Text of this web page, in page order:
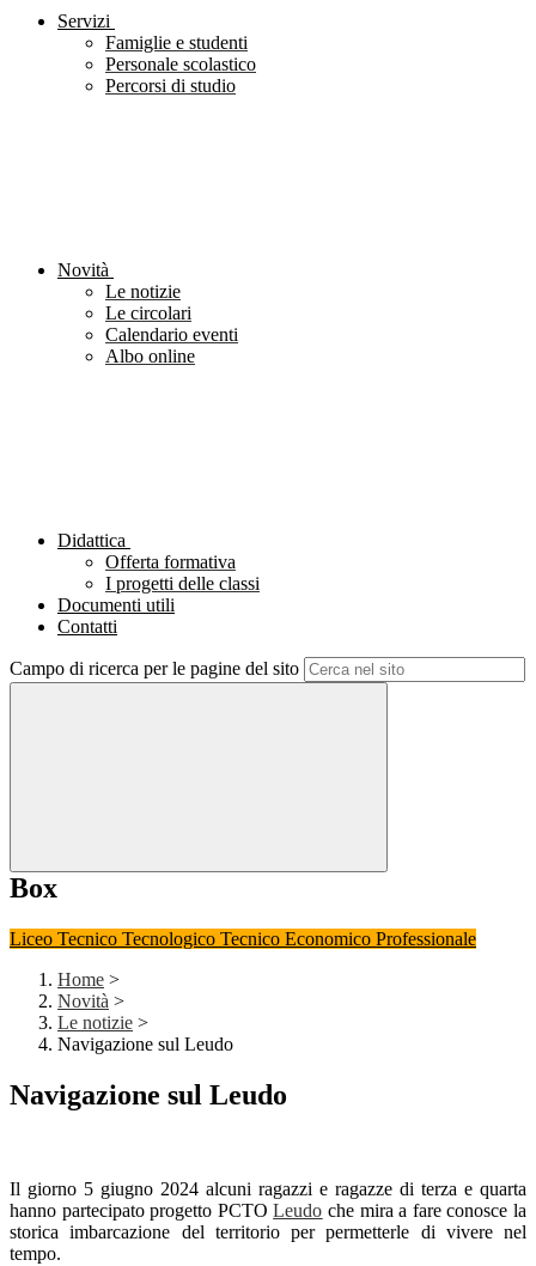
Servizi
Famiglie e studenti
Personale scolastico
Percorsi di studio
Novità
Le notizie
Le circolari
Calendario eventi
Albo online
Didattica
Offerta formativa
I progetti delle classi
Documenti utili
Contatti
Campo di ricerca per le pagine del sito
Box
Liceo Tecnico Tecnologico Tecnico Economico Professionale
Home >
Novità >
Le notizie >
Navigazione sul Leudo
Navigazione sul Leudo
Il giorno 5 giugno 2024 alcuni ragazzi e ragazze di terza e quarta
hanno partecipato progetto PCTOLeudo che mira a fare conosce la
storica imbarcazione del territorio per permetterle di vivere nel
tempo.